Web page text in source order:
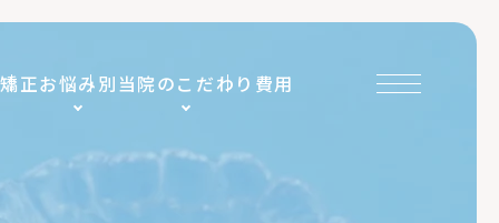
正お悩み別当院のこだわり 費用